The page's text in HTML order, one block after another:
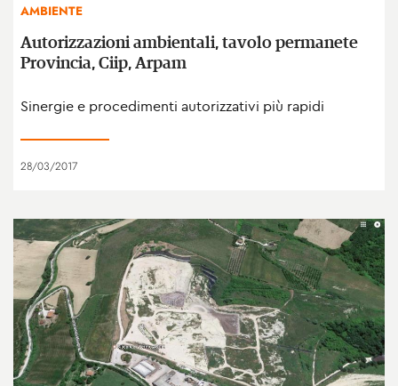
AMBIENTE
Autorizzazioni ambientali, tavolo permanete
Provincia, Ciip, Arpam
Sinergie e procedimenti autorizzativi più rapidi
28/03/2017